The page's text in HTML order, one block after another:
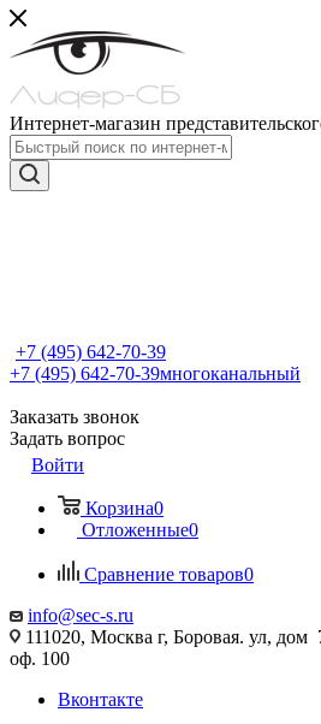
Интернет-магазин
+7 (495) 642-70-39
+7 (495) 642-70-39многоканальный
Заказать звонок
Задать вопрос
Войти
Корзина0
Отложенные0
Сравнение товаров0
info@sec-s.ru
111020, Москва г, Боровая. ул, дом
оф. 100
Вконтакте